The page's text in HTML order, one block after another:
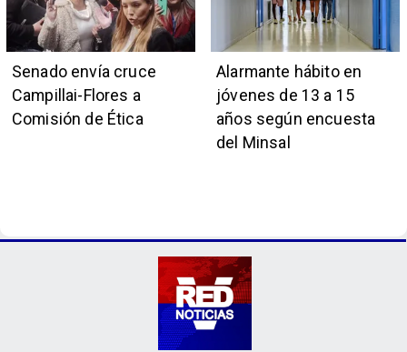
Senado envía cruce
Campillai-Flores a
Comisión de Ética
Alarmante hábito en
jóvenes de 13 a 15
años según encuesta
del Minsal